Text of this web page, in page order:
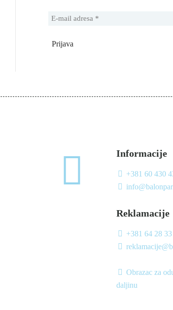
Informacije
+381 60 430
Reklamacije
+381 64 28
Obrazac za
daljinu